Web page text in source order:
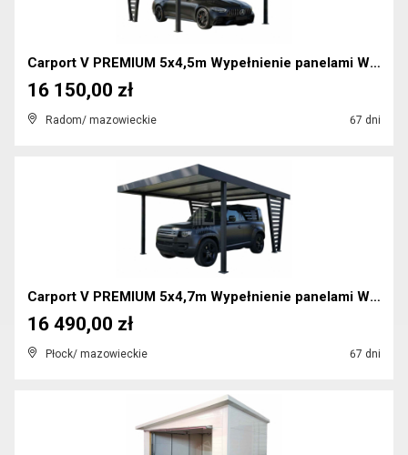
Carport V PREMIUM 5x4,5m Wypełnienie panelami Wiat...
Radom/ mazowieckie 67 dni
16 150,00 zł
Carport V PREMIUM 5x4,7m Wypełnienie panelami Wiat...
Płock/ mazowieckie 67 dni
16 490,00 zł